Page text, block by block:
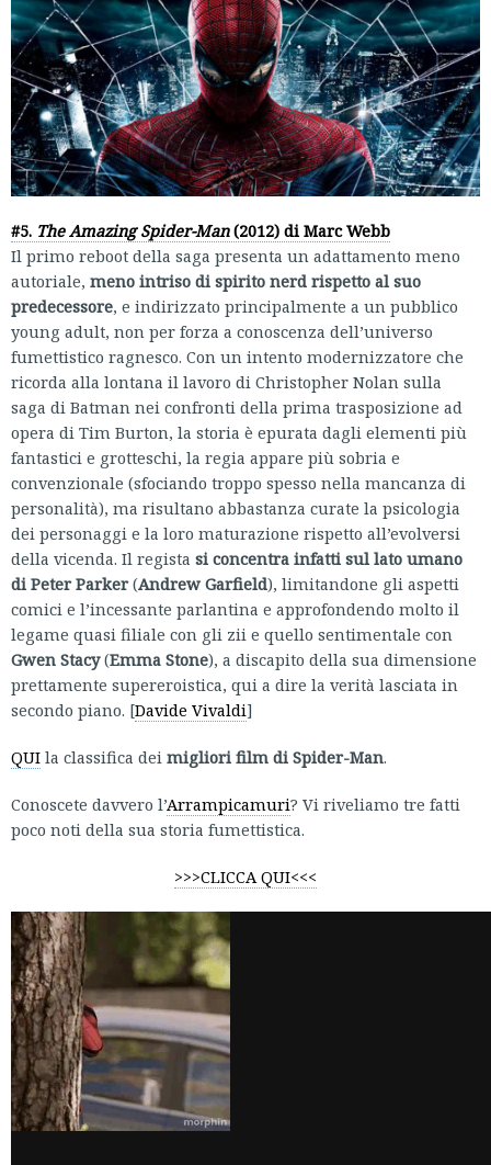
#5. The Amazing Spider-Man(2012) di Marc Webb
Il primo reboot della saga presenta un adattamento meno
autoriale, meno intriso di spirito nerd rispetto al suo
predecessore, e indirizzato principalmente a un pubblico
young adult, non per forza a conoscenza dell’universo
fumettistico ragnesco. Con un intento modernizzatore che
ricorda alla lontana il lavoro di Christopher Nolan sulla
saga di Batman nei confronti della prima trasposizione ad
opera di Tim Burton, la storia è epurata dagli elementi più
fantastici e grotteschi, la regia appare più sobria e
convenzionale (sfociando troppo spesso nella mancanza di
personalità), ma risultano abbastanza curate la psicologia
dei personaggi e la loro maturazione rispetto all’evolversi
della vicenda. Il regista si concentra infatti sul lato umano
di Peter Parker(Andrew Garfield), limitandone gli aspetti
comici e l’incessante parlantina e approfondendo molto il
legame quasi filiale con gli zii e quello sentimentale con
Gwen Stacy(Emma Stone), a discapito della sua dimensione
prettamente supereroistica, qui a dire la verità lasciata in
secondo piano. [Davide Vivaldi]
QUI la classifica dei migliori film di Spider-Man.
Conoscete davvero l’Arrampicamuri? Vi riveliamo tre fatti
poco noti della sua storia fumettistica.
>>>CLICCA QUI<<<